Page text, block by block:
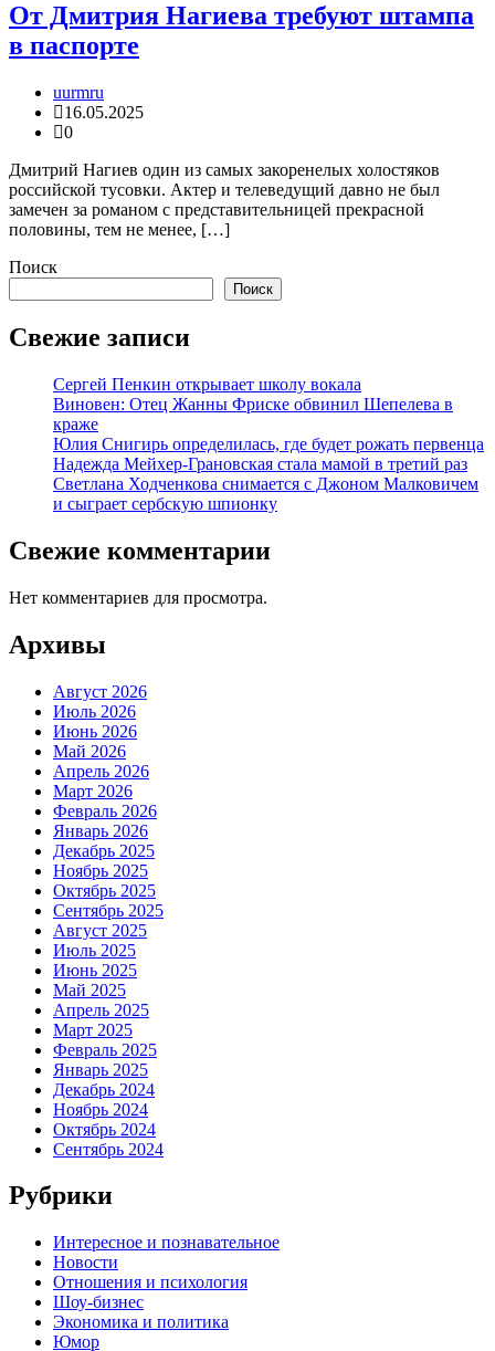
От Дмитрия Нагиева требуют штампа
в паспорте
uurmru
16.05.2025
0
Дмитрий Нагиев один из самых закоренелых холостяков
российской тусовки. Актер и телеведущий давно не был
замечен за романом с представительницей прекрасной
половины, тем не менее, […]
Поиск
Поиск
Свежие записи
Сергей Пенкин открывает школу вокала
Виновен: Отец Жанны Фриске обвинил Шепелева в
краже
Юлия Снигирь определилась, где будет рожать первенца
Надежда Мейхер-Грановская стала мамой в третий раз
Светлана Ходченкова снимается с Джоном Малковичем
и сыграет сербскую шпионку
Свежие комментарии
Нет комментариев для просмотра.
Архивы
Август 2026
Июль 2026
Июнь 2026
Май 2026
Апрель 2026
Март 2026
Февраль 2026
Январь 2026
Декабрь 2025
Ноябрь 2025
Октябрь 2025
Сентябрь 2025
Август 2025
Июль 2025
Июнь 2025
Май 2025
Апрель 2025
Март 2025
Февраль 2025
Январь 2025
Декабрь 2024
Ноябрь 2024
Октябрь 2024
Сентябрь 2024
Рубрики
Интересное и познавательное
Новости
Отношения и психология
Шоу-бизнес
Экономика и политика
Юмор